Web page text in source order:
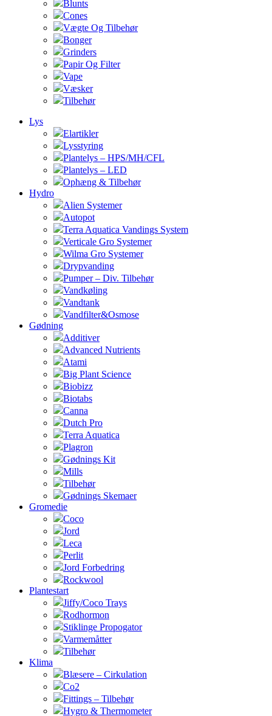
Blunts
Cones
Vægte Og Tilbehør
Bonger
Grinders
Papir Og Filter
Vape
Væsker
Tilbehør
Lys
Elartikler
Lysstyring
Plantelys – HPS/MH/CFL
Plantelys – LED
Ophæng & Tilbehør
Hydro
Alien Systemer
Autopot
Terra Aquatica Vandings System
Verticale Gro Systemer
Wilma Gro Systemer
Drypvanding
Pumper – Div. Tilbehør
Vandkøling
Vandtank
Vandfilter&Osmose
Gødning
Additiver
Advanced Nutrients
Atami
Big Plant Science
Biobizz
Biotabs
Canna
Dutch Pro
Terra Aquatica
Plagron
Gødnings Kit
Mills
Tilbehør
Gødnings Skemaer
Gromedie
Coco
Jord
Leca
Perlit
Jord Forbedring
Rockwool
Plantestart
Jiffy/Coco Trays
Rodhormon
Stiklinge Propogator
Varmemåtter
Tilbehør
Klima
Blæsere – Cirkulation
Co2
Fittings – Tilbehør
Hygro & Thermometer